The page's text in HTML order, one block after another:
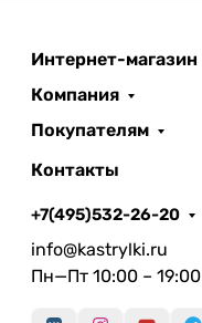
Интернет-магазин
Компания
Покупателям
Контакты
+7(495)532-26-20
info@kastrylki.ru
Пн—Пт 10:00 – 19:00